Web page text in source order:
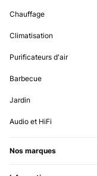
conquistaron de
me gustó:Diseño y
estilizadas son
calidad y le da a
ingenioso y
qué lo
50 metros
Bansin hizo lo
Chauffage
Climatisation
Purificateurs d'air
Barbecue
Jardin
Audio et HiFi
Nos marques